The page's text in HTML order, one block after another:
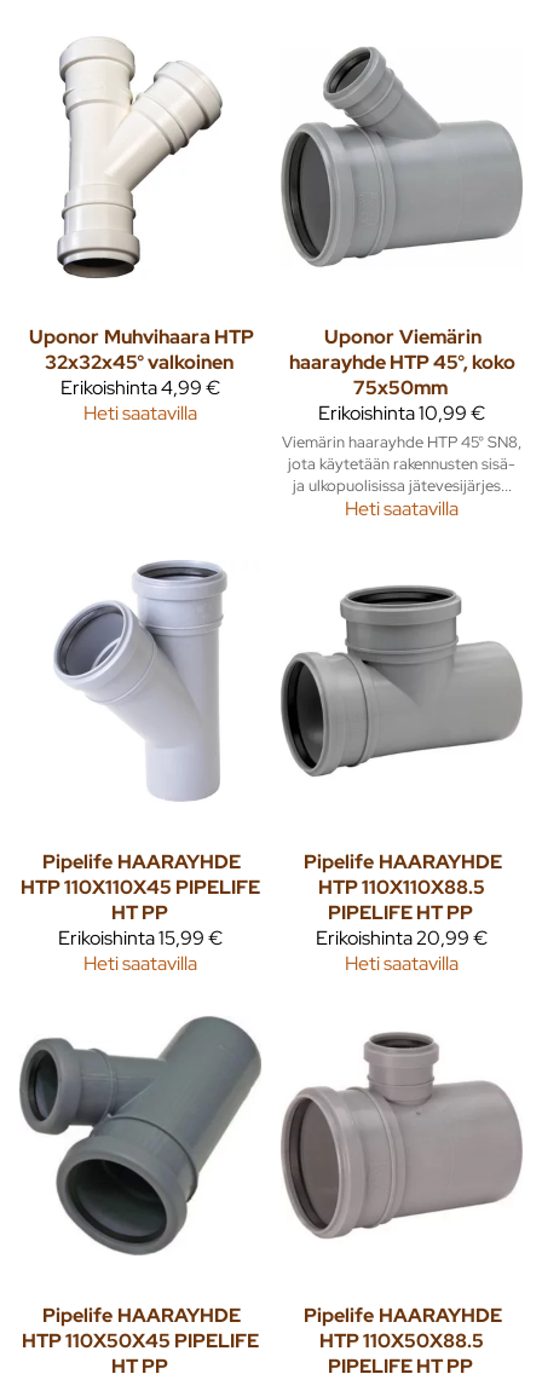
Uponor Muhvihaara HTP
32x32x45° valkoinen
Erikoishinta4,99 €
Heti saatavilla
UponorViemärin
haarayhde HTP 45°, koko
75x50mm
Erikoishinta10,99 €
Viemärin haarayhde HTP 45° SN8,
jota käytetään rakennusten sisä-
ja ulkopuolisissa jätevesijärjes...
Heti saatavilla
Pipelife HAARAYHDE
HTP 110X110X45 PIPELIFE
HT PP
Erikoishinta15,99 €
Heti saatavilla
Pipelife HAARAYHDE
HTP 110X110X88.5
PIPELIFE HT PP
Erikoishinta20,99 €
Heti saatavilla
Pipelife HAARAYHDE
HTP 110X50X45 PIPELIFE
HT PP
Pipelife HAARAYHDE
HTP 110X50X88.5
PIPELIFE HT PP